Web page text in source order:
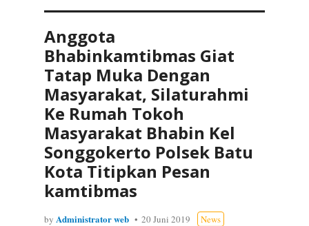
Anggota
Bhabinkamtibmas Giat
Tatap Muka Dengan
Masyarakat, Silaturahmi
Ke Rumah Tokoh
Masyarakat Bhabin Kel
Songgokerto Polsek Batu
Kota Titipkan Pesan
kamtibmas
by Administrator web 20 Juni 2019 News